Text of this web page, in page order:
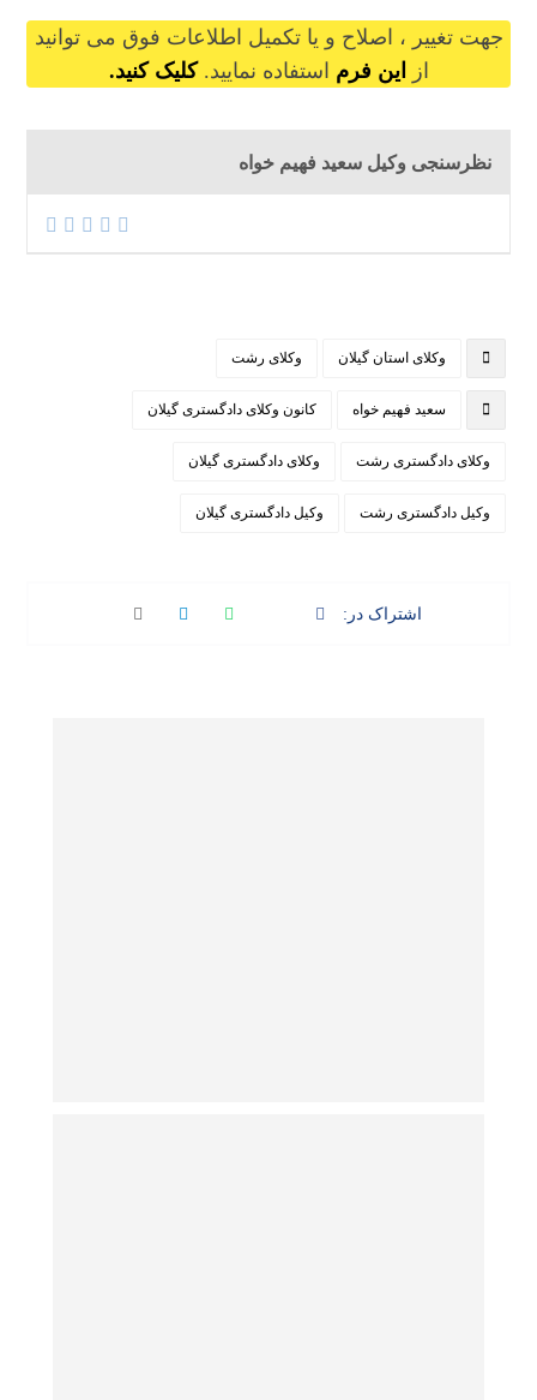
جهت تغییر ، اصلاح و یا تکمیل اطلاعات فوق می توانید
از
این فرم استفاده نمایید. کلیک کنید.
نظرسنجی وکیل سعید فهیم خواه
وکلای استان گیلان وکلای رشت
سعید فهیم خواه کانون وکلای دادگستری گیلان
وکلای دادگستری رشت وکلای دادگستری گیلان
وکیل دادگستری رشت وکیل دادگستری گیلان